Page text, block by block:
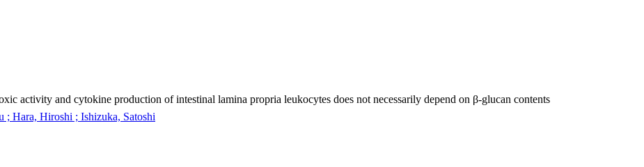
activity and cytokine production of intestinal lamina propria leukocytes does not necessarily depend on β-glucan contents
; Hara, Hiroshi ; Ishizuka, Satoshi